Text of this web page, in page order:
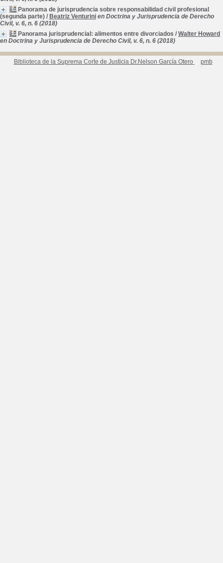
Panorama de jurisprudencia sobre responsabilidad civil profesional
(segunda parte) / Beatriz Venturini en Doctrina y Jurisprudencia de Derecho
Civil, v. 6, n. 6 (2018)
Panorama jurisprudencial: alimentos entre divorciados / Walter Howard
en Doctrina y Jurisprudencia de Derecho Civil, v. 6, n. 6 (2018)
Biblioteca de la Suprema Corte de Justicia Dr.Nelson García Otero pmb